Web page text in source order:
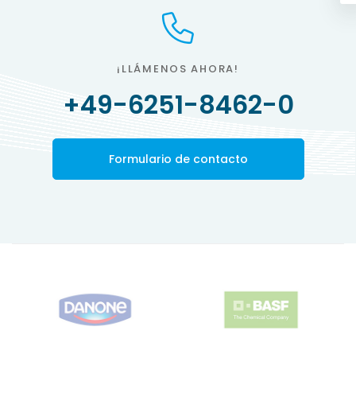
¡LLÁMENOS AHORA!
+49-6251-8462-0
Formulario de contacto